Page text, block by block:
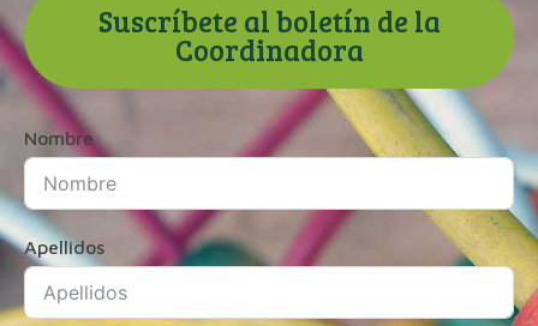
Suscríbete al boletín de la
Coordinadora
Nombre
Apellidos